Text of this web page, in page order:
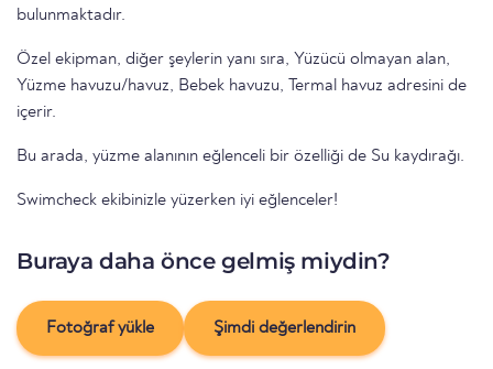
bulunmaktadır.
Özel ekipman, diğer şeylerin yanı sıra, Yüzücü olmayan alan,
Yüzme havuzu/havuz, Bebek havuzu, Termal havuz adresini de
içerir.
Bu arada, yüzme alanının eğlenceli bir özelliği de Su kaydırağı.
Swimcheck ekibinizle yüzerken iyi eğlenceler!
Buraya daha önce gelmiş miydin?
Fotoğraf yükle Şimdi değerlendirin